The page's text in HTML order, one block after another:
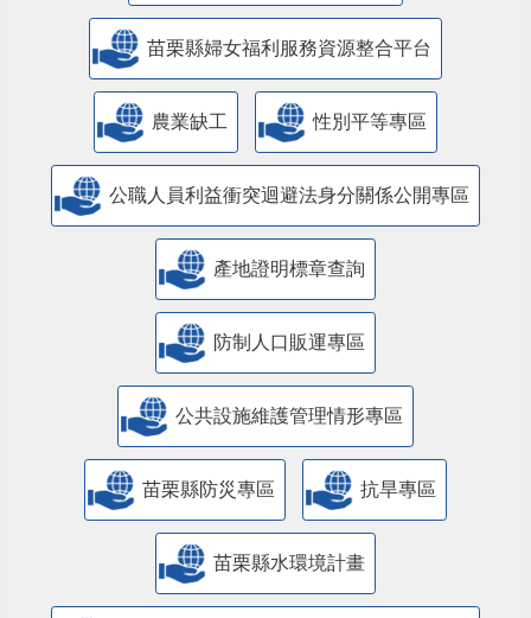
苗栗縣婦女福利服務資源整合平台
農業缺工 性別平等專區
公職人員利益衝突迴避法身分關係公開專區
產地證明標章查詢
防制人口販運專區
​公共設施維護管理情形專區
苗栗縣防災專區 抗旱專區
苗栗縣水環境計畫